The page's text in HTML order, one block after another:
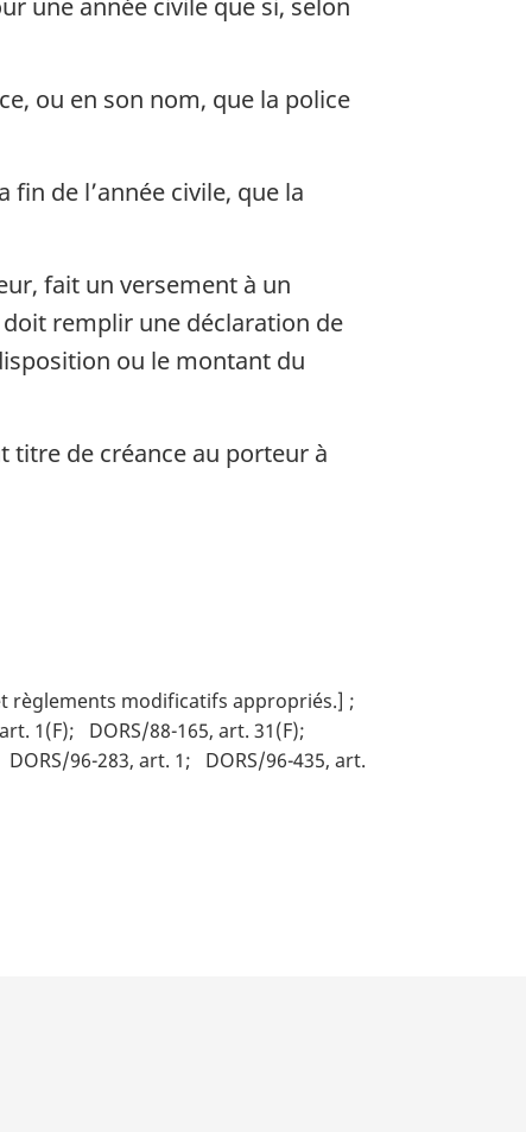
une année civile que si, selon
ou en son nom, que la police
de l’année civile, que la
fait un versement à un
remplir une déclaration de
ou le montant du
titre de créance au porteur à
règlements modificatifs appropriés.]
1(F)
DORS/88-165, art. 31(F)
DORS/96-283, art. 1
DORS/96-435, art.